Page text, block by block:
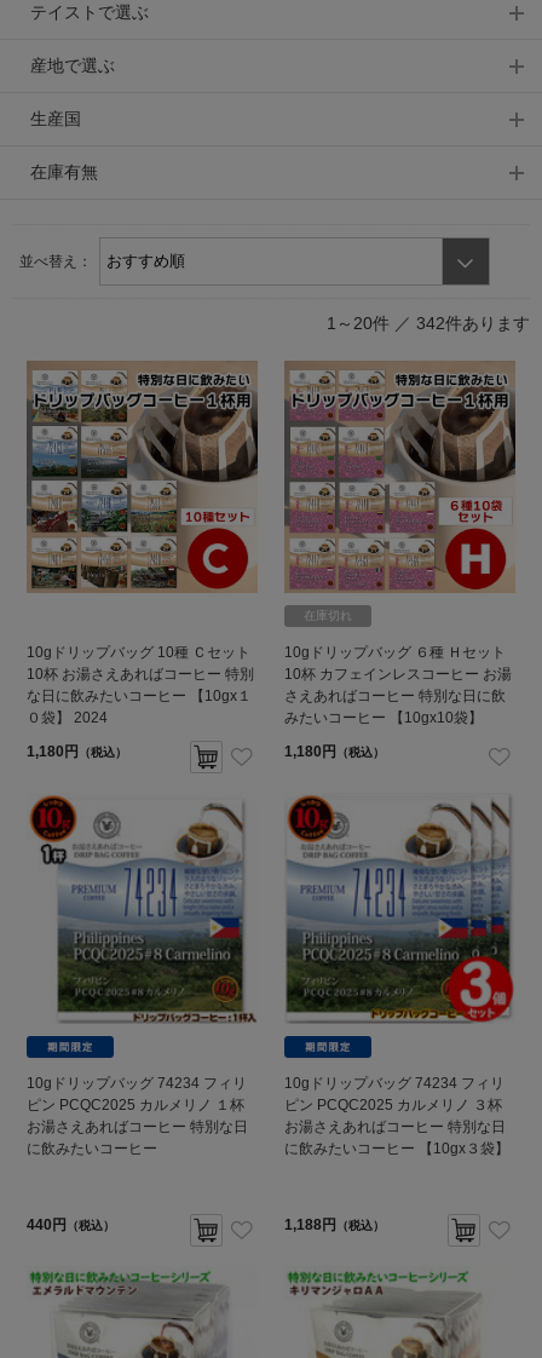
テイストで選ぶ
産地で選ぶ
生産国
在庫有無
並べ替え：
1～20件 ／ 342件あります
10gドリップバッグ 10種 Ｃセット
10杯 お湯さえあればコーヒー 特別
な日に飲みたいコーヒー 【10gx１
０袋】 2024
1,180円 （税込）
在庫切れ
10gドリップバッグ ６種 Ｈセット
10杯 カフェインレスコーヒー お湯
さえあればコーヒー 特別な日に飲
みたいコーヒー 【10gx10袋】
1,180円 （税込）
10gドリップバッグ 74234 フィリ
ピン PCQC2025 カルメリノ １杯
お湯さえあればコーヒー 特別な日
に飲みたいコーヒー
440円 （税込）
10gドリップバッグ 74234 フィリ
ピン PCQC2025 カルメリノ ３杯
お湯さえあればコーヒー 特別な日
に飲みたいコーヒー 【10gx３袋】
1,188円 （税込）